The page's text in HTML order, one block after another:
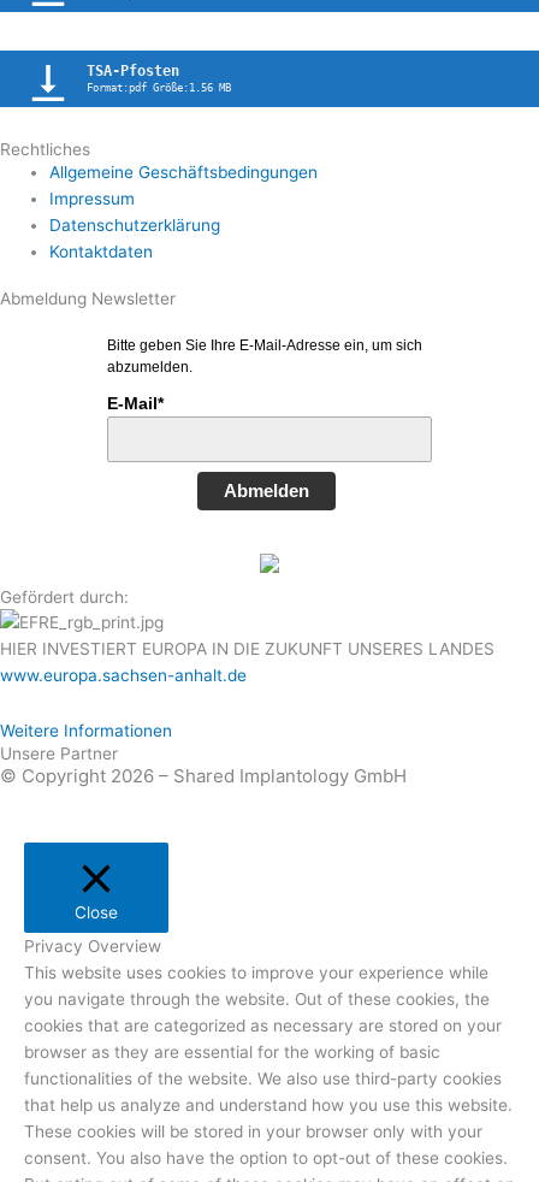
TSA-Pfosten
Format:pdf Größe:1.56 MB
Rechtliches
Allgemeine Geschäftsbedingungen
Impressum
Datenschutzerklärung
Kontaktdaten
Abmeldung Newsletter
Bitte geben Sie Ihre E-Mail-Adresse ein, um sich
abzumelden.
E-Mail*
Abmelden
Gefördert durch:
HIER INVESTIERT EUROPA IN DIE ZUKUNFT UNSERES LANDES
www.europa.sachsen-anhalt.de
Weitere Informationen
Unsere Partner
© Copyright 2026 – Shared Implantology GmbH
Close
Privacy Overview
This website uses cookies to improve your experience while
you navigate through the website. Out of these cookies, the
cookies that are categorized as necessary are stored on your
browser as they are essential for the working of basic
functionalities of the website. We also use third-party cookies
that help us analyze and understand how you use this website.
These cookies will be stored in your browser only with your
consent. You also have the option to opt-out of these cookies.